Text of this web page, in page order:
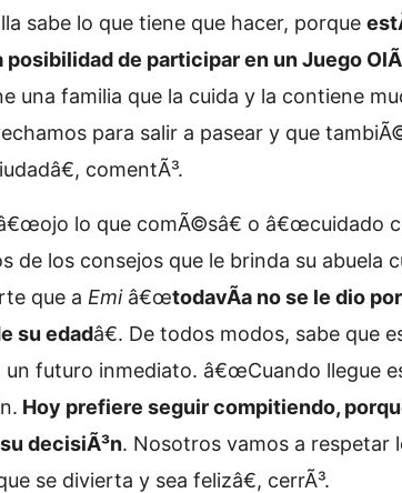
sabe lo que tiene que hacer, porque
posibilidad de participar en un Juego
una familia que la cuida y la contiene
para salir a pasear y que
comentÃ³.
lo que comÃ©sâ€ o â€œcuidado
de los consejos que le brinda su abuela
que a Emi â€œtodavÃ­a no se le dio
su edadâ€. De todos modos, sabe que
un futuro inmediato. â€œCuando llegue
Hoy prefiere seguir compitiendo,
decisiÃ³n. Nosotros vamos a respetar
se divierta y sea felizâ€, cerrÃ³.